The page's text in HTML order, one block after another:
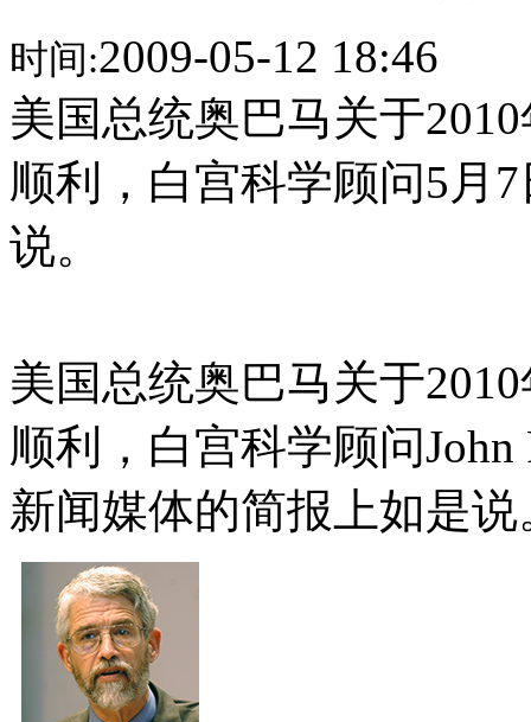
时间:2009-05-12 18:46
美国总统奥巴马关于
顺利，白宫科学顾问5月
说。
美国总统奥巴马关于2010
顺利，白宫科学顾问John
新闻媒体的简报上如是说